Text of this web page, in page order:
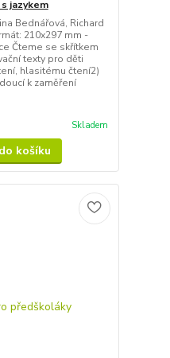
jazykem
Bednářová, Richard
210x297 mm -
Čteme se skřítkem
texty pro děti
hlasitému čtení2)
k zaměření
Skladem
košíku